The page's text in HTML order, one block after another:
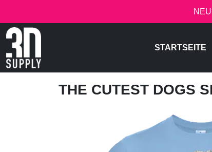
STARTSEITE
THE CUTEST DOGS